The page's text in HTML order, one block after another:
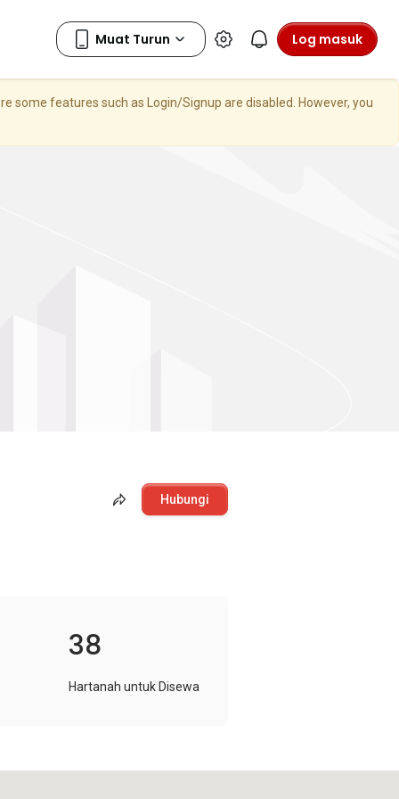
Log masuk
some features such as Login/Signup are disabled. However, you
Hubungi
38
Hartanah untuk Disewa